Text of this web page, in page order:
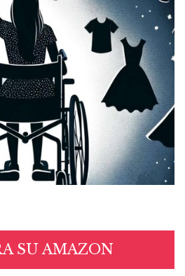
SU AMAZON